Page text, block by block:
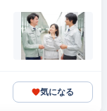
気になる